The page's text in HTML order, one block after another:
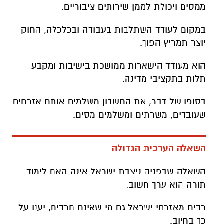
ממסים ויכולת לממן שירותים ציבוריים.
במקום לעודד השתלבות בעבודה ובכלכלה, החוק
יוצר תמריץ הפוך.
הוא מעודד הישארות ממושכת בישיבות ומקבע
תלות בתקציבי מדינה.
בסופו של דבר, את החשבון משלמים אותם אזרחים
שעובדים, משרתים ומשלמים מסים.
השאלה הערכית הגדולה
השאלה שבפניה ניצבת ישראל אינה האם לימוד
תורה הוא ערך חשוב.
רבים מאזרחי ישראל גם מי שאינם חרדים, יענו על
כך בחיוב.